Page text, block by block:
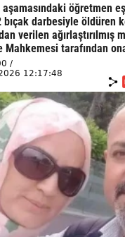
öğretmen
darbesiyle öldüren
verilen ağırlaştırılmış
Mahkemesi tarafından
/
12:17:48